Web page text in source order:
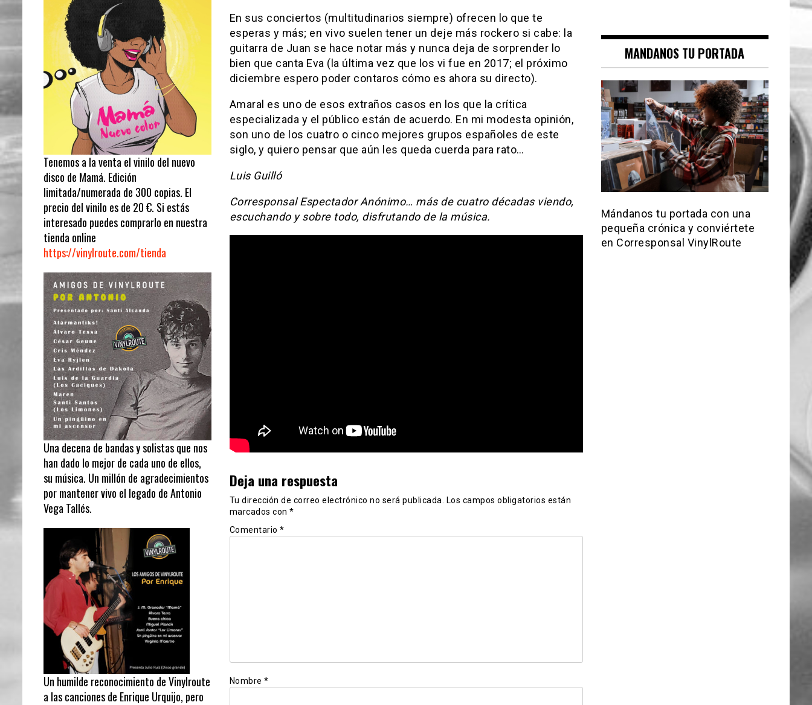
En sus conciertos (multitudinarios siempre) ofrecen lo que te
esperas y más; en vivo suelen tener un deje más rockero si cabe: la
guitarra de Juan se hace notar más y nunca deja de sorprender lo
bien que canta Eva (la última vez que los vi fue en 2017; el próximo
diciembre espero poder contaros cómo es ahora su directo).
Amaral es uno de esos extraños casos en los que la crítica
especializada y el público están de acuerdo. En mi modesta opinión,
son uno de los cuatro o cinco mejores grupos españoles de este
siglo, y quiero pensar que aún les queda cuerda para rato…
Luis Guilló
Corresponsal Espectador Anónimo… más de cuatro décadas viendo,
escuchando y sobre todo, disfrutando de la música.
Deja una respuesta
Tu dirección de correo electrónico no será publicada.
Los campos obligatorios están
marcados con *
Comentario *
Nombre *
Tenemos a la venta el vinilo del nuevo
disco de Mamá. Edición
limitada/numerada de 300 copias. El
precio del vinilo es de 20 €. Si estás
interesado puedes comprarlo en nuestra
tienda online
https://vinylroute.com/tienda
Una decena de bandas y solistas que nos
han dado lo mejor de cada uno de ellos,
su música. Un millón de agradecimientos
por mantener vivo el legado de Antonio
Vega Tallés.
Un humilde reconocimiento de Vinylroute
a las canciones de Enrique Urquijo, pero
MANDANOS TU PORTADA
Mándanos tu portada con una
pequeña crónica y conviértete
en Corresponsal VinylRoute